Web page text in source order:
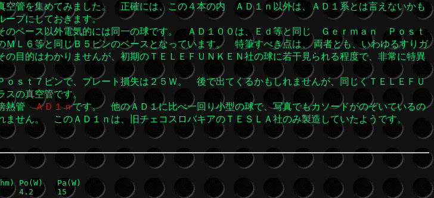
管を集めてみました。 正確には、この４本の内 ＡＤ１ｎ以外は、ＡＤ１系とは言えないかも
ープにしておきます。
のベース以外電気的には同一の球です。 ＡＤ１００は、Ｅｄ等と同じ Ｇｅｒｍａｎ Ｐｏｓｔ
ＭＬ６等と同じＢ５ピンのベースとなっています。 特筆すべき点は、 両者とも、いわゆるすりガ
目的はわかりませんが、初期のＴＥＬＥＦＵＮＫＥＮ社の球に若干見られる程度で、非常に特異
ｏｓｔ７ピンで、プレート損失は２５Ｗ。 後で出てくるかもしれませんが、同じくＴＥＬＥＦＵ
の真空管です。
傍熱管ＡＤ１ｎです。 他のＡＤ１に比べ一回り小型の球で、写真でもカソードがのぞいているの
ません。 このＡＤ１ｎは、旧チェコスロバキアのＴＥＳＬＡ社のみ製造していたようです。